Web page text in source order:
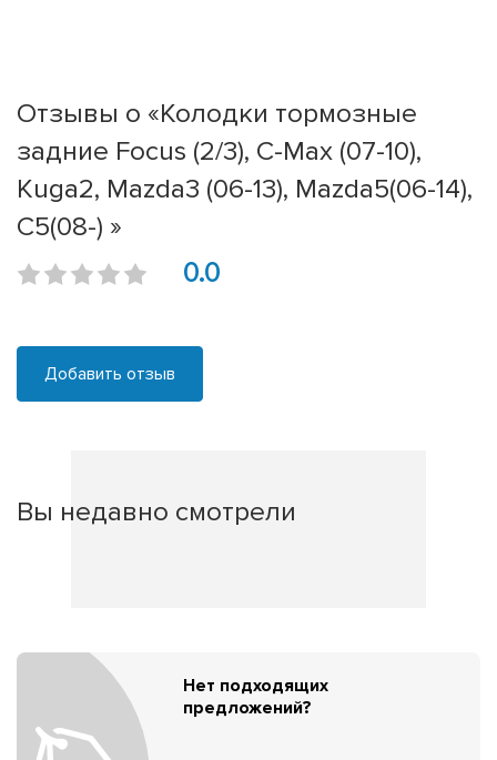
Отзывы о «Колодки тормозные
задние Focus (2/3), C-Max (07-10),
Kuga2, Mazda3 (06-13), Mazda5(06-14),
C5(08-) »
0.0
Добавить отзыв
Вы недавно смотрели
Нет подходящих
предложений?